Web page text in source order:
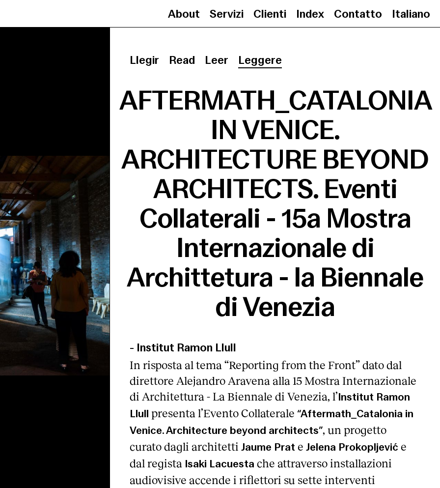
About Servizi Clienti Index Contatto Italiano
Llegir
Read Leer Leggere
AFTERMATH_CATALONIA
IN VENICE.
ARCHITECTURE BEYOND
ARCHITECTS. Eventi
Collaterali - 15a Mostra
Internazionale di
Archittetura - la Biennale
di Venezia
- Institut Ramon Llull
In risposta al tema “Reporting from the Front” dato dal
direttore Alejandro Aravena alla 15 Mostra Internazionale
di Architettura - La Biennale di Venezia, l’ Institut Ramon
Llull
presenta l’Evento Collaterale “Aftermath_Catalonia in
Venice. Architecture beyond architects”, un progetto
curato dagli architetti Jaume Prat e Jelena Prokopljević e
dal regista Isaki Lacuesta che attraverso installazioni
audiovisive accende i riflettori su sette interventi